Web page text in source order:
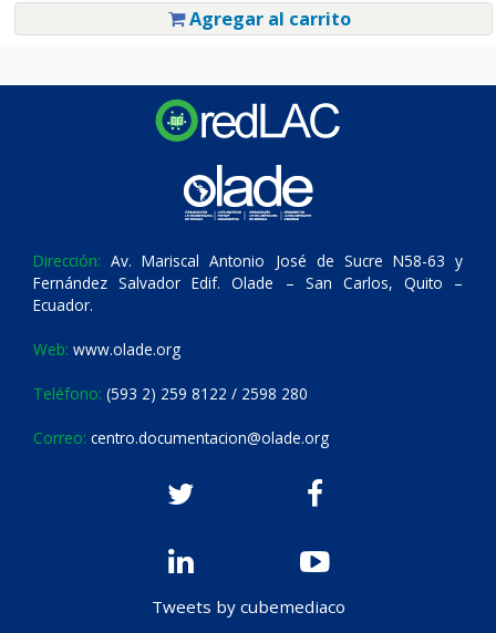
Agregar al carrito
Dirección: Av. Mariscal Antonio José de Sucre N58-63 y
Fernández Salvador Edif. Olade – San Carlos, Quito –
Ecuador.
Web: www.olade.org
Teléfono: (593 2) 259 8122 / 2598 280
Correo: centro.documentacion@olade.org
Tweets by cubemediaco